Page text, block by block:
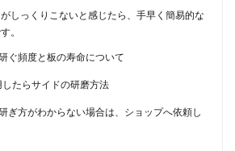
結婚式のお呼ばれにはヘアアレンジが
必要なポニーテール
結婚式にお呼ばれをしたら、まずは服装が気にな
りますが、髪型やヘアアレンジもマナー違反にな
しっくりこないと感じたら、手早く簡易的な
。
ぐ頻度と板の寿命について
たらサイドの研磨方法
ぎ方がわからない場合は、ショップへ依頼し